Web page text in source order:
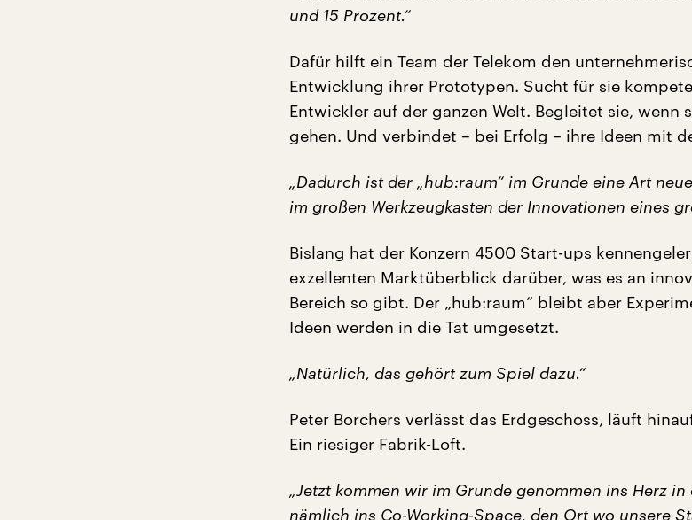
und 15 Prozent.“
Dafür hilft ein Team der Telekom den
Entwicklung ihrer Prototypen. Sucht für sie
Entwickler auf der ganzen Welt. Begleitet sie, wenn
gehen. Und verbindet – bei Erfolg – ihre Ideen mit
„Dadurch ist der „hub:raum“ im Grunde eine Art
im großen Werkzeugkasten der Innovationen eines
Bislang hat der Konzern 4500 Start-ups
exzellenten Marktüberblick darüber, was es an
Bereich so gibt. Der „hub:raum“ bleibt aber
Ideen werden in die Tat umgesetzt.
„Natürlich, das gehört zum Spiel dazu.“
Peter Borchers verlässt das Erdgeschoss, läuft
Ein riesiger Fabrik-Loft.
„Jetzt kommen wir im Grunde genommen ins Herz in
nämlich ins Co-Working-Space, den Ort wo unsere